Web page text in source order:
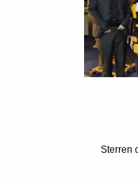
Sterren